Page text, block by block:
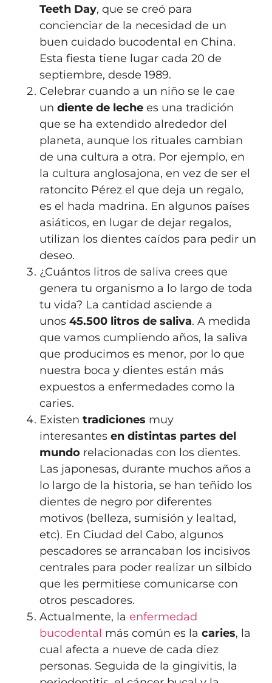
Teeth Day, que se creó para
concienciar de la necesidad de un
buen cuidado bucodental en China.
Esta fiesta tiene lugar cada 20 de
septiembre, desde 1989.
Celebrar cuando a un niño se le cae
un diente de leche es una tradición
que se ha extendido alrededor del
planeta, aunque los rituales cambian
de una cultura a otra. Por ejemplo, en
la cultura anglosajona, en vez de ser el
ratoncito Pérez el que deja un regalo,
es el hada madrina. En algunos países
asiáticos, en lugar de dejar regalos,
utilizan los dientes caídos para pedir un
deseo.
¿Cuántos litros de saliva crees que
genera tu organismo a lo largo de toda
tu vida? La cantidad asciende a
unos 45.500 litros de saliva. A medida
que vamos cumpliendo años, la saliva
que producimos es menor, por lo que
nuestra boca y dientes están más
expuestos a enfermedades como la
caries.
Existen tradiciones muy
interesantes en distintas partes del
mundo relacionadas con los dientes.
Las japonesas, durante muchos años a
lo largo de la historia, se han teñido los
dientes de negro por diferentes
motivos (belleza, sumisión y lealtad,
etc). En Ciudad del Cabo, algunos
pescadores se arrancaban los incisivos
centrales para poder realizar un silbido
que les permitiese comunicarse con
otros pescadores.
Actualmente, la enfermedad
bucodental más común es la caries, la
cual afecta a nueve de cada diez
personas. Seguida de la gingivitis, la